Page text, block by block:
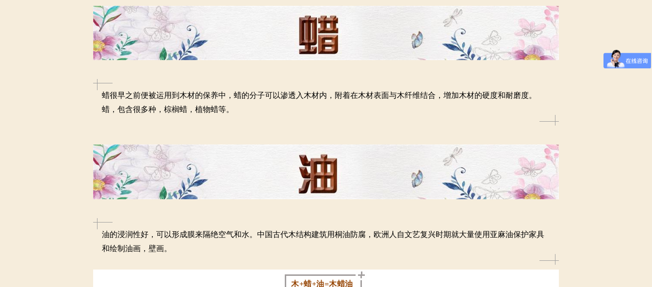
蜡很早之前便被运用到木材的保养中，蜡的分子可以渗透入木材内，附着在木材表面与木纤维结合，增加木材的硬度和耐磨度。
蜡，包含很多种，棕榈蜡，植物蜡等。
油的浸润性好，可以形成膜来隔绝空气和水。中国古代木结构建筑用桐油防腐，欧洲人自文艺复兴时期就大量使用亚麻油保护家具
和绘制油画，壁画。
木+蜡+油=木蜡油